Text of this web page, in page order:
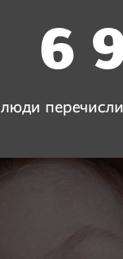
6
люди